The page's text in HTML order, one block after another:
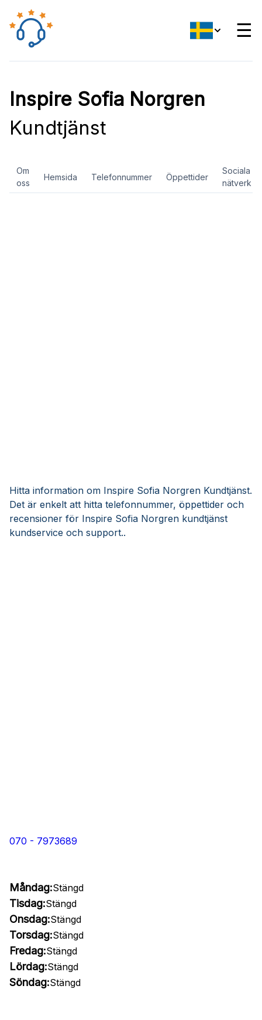
☰
Inspire Sofia Norgren
Kundtjänst
Om
oss
Hemsida Telefonnummer Öppettider
Sociala
nätverk
Hitta information om Inspire Sofia Norgren Kundtjänst.
Det är enkelt att hitta telefonnummer, öppettider och
recensioner för Inspire Sofia Norgren kundtjänst
kundservice och support..
070 - 7973689
Måndag:Stängd
Tisdag:Stängd
Onsdag:Stängd
Torsdag:Stängd
Fredag:Stängd
Lördag:Stängd
Söndag:Stängd